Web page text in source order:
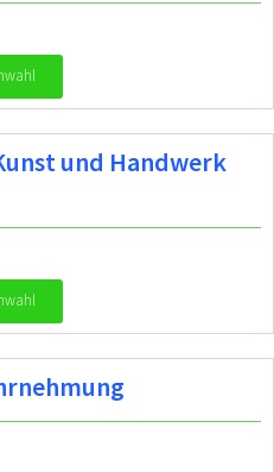
und Handwerk